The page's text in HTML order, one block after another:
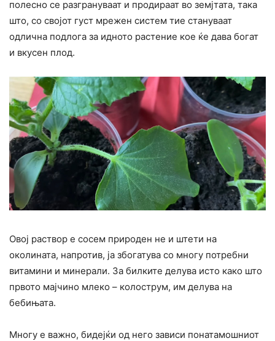
полесно се разгрануваат и продираат во земјтата, така
што, со својот густ мрежен систем тие стануваат
одлична подлога за идното растение кое ќе дава богат
и вкусен плод.
Овој раствор е сосем природен не и штети на
околината, напротив, ја збогатува со многу потребни
витамини и минерали. За билките делува исто како што
првото мајчино млеко – колострум, им делува на
бебињата.
Многу е важно, бидејќи од него зависи понатамошниот